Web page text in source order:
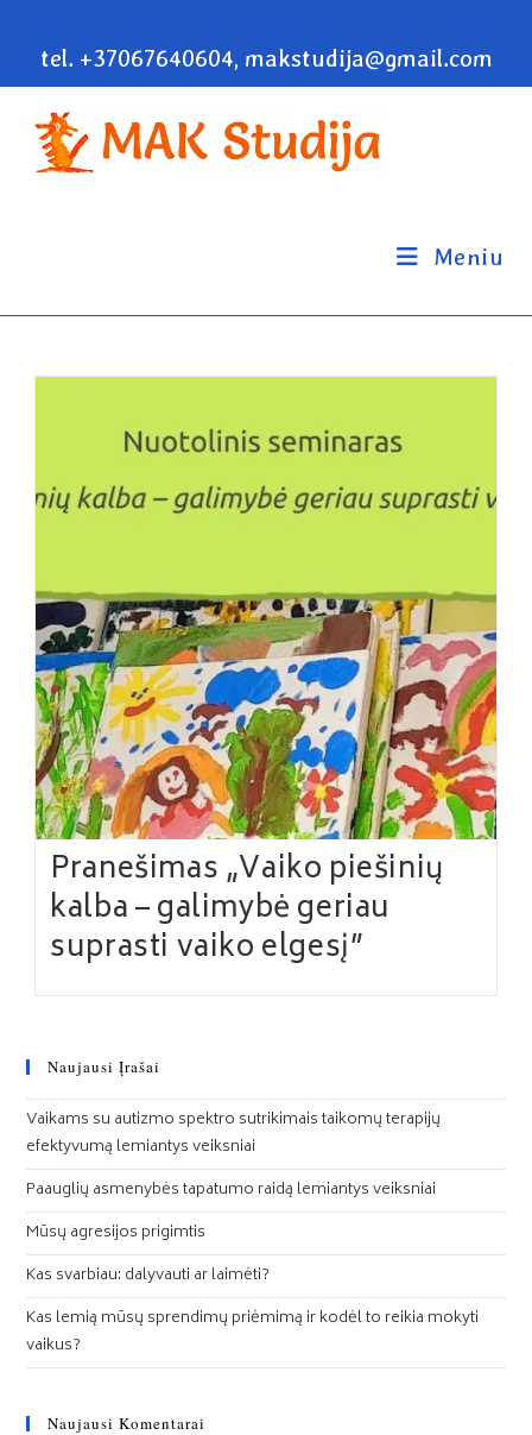
tel. +37067640604, makstudija@gmail.com
Meniu
Pranešimas „Vaiko piešinių
kalba – galimybė geriau
suprasti vaiko elgesį”
Naujausi Įrašai
Vaikams su autizmo spektro sutrikimais taikomų terapijų
efektyvumą lemiantys veiksniai
Paauglių asmenybės tapatumo raidą lemiantys veiksniai
Mūsų agresijos prigimtis
Kas svarbiau: dalyvauti ar laimėti?
Kas lemią mūsų sprendimų priėmimą ir kodėl to reikia mokyti
vaikus?
Naujausi Komentarai